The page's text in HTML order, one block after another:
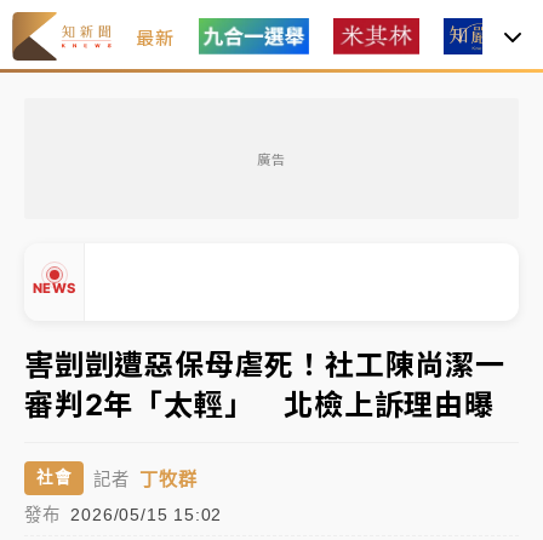
最新
廣告
NEWS
中信慈善基金會想增加董事人數！辜仲諒向法院聲請遭
駁 理由曝光
故宮《龍藏經》特展第2檔！今線上預約開賣一度塞車
周六起展出延長至晚上7時
台東農業處長涉圖利渡假村！東檢抗告成功 今重開羈
父親節泡湯了！中颱白海豚雨彈轟3天 「紅到發紫」降
雨熱區曝
▲
害剴剴遭惡保母虐死！社工陳尚潔一
審判2年「太輕」 北檢上訴理由曝
社會 記者 丁牧群
發布 2026/05/15 15:02